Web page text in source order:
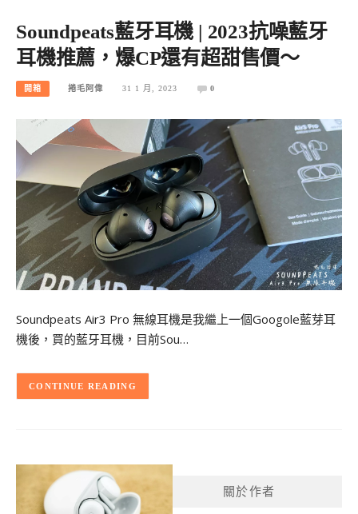
Soundpeats藍牙耳機 | 2023抗噪藍牙
耳機推薦，爆CP還有超甜售價～
開箱 捲毛阿偉 31 1 月, 2023 0
Soundpeats Air3 Pro 無線耳機是我繼上一個Googole藍芽耳
機後，買的藍牙耳機，目前Sou…
CONTINUE READING
關於作者